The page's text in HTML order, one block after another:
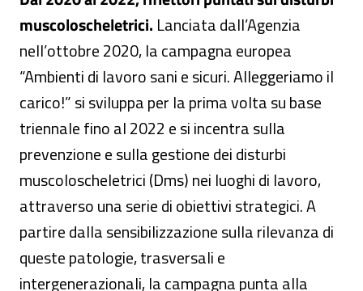
muscoloscheletrici. Lanciata dall’Agenzia
nell’ottobre 2020, la campagna europea
“Ambienti di lavoro sani e sicuri. Alleggeriamo il
carico!” si sviluppa per la prima volta su base
triennale fino al 2022 e si incentra sulla
prevenzione e sulla gestione dei disturbi
muscoloscheletrici (Dms) nei luoghi di lavoro,
attraverso una serie di obiettivi strategici. A
partire dalla sensibilizzazione sulla rilevanza di
queste patologie, trasversali e
intergenerazionali, la campagna punta alla